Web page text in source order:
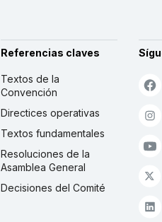
Referencias claves
Textos de la
Convención
Directices operativas
Textos fundamentales
Resoluciones de la
Asamblea General
Decisiones del Comité